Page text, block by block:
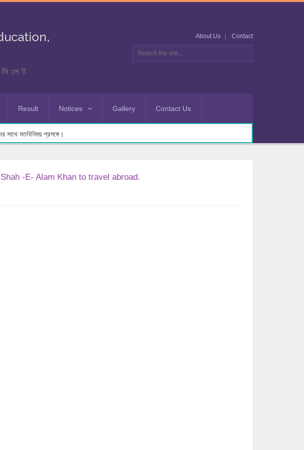
About Us Contact
Result Notices Gallery Contact Us
সাথে মতবিনিময় প্রসঙ্গে।
-E- Alam Khan to travel abroad.